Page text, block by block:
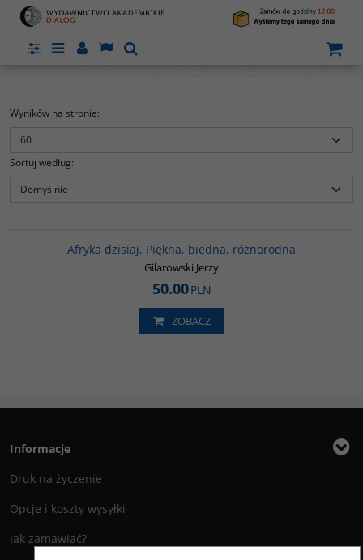
PanelMenuPanelLangSzukaj
Wyników na stronie:
Sortuj według:
Afryka dzisiaj. Piękna, biedna, różnorodna
Gilarowski Jerzy
50.00PLN
ZOBACZ
Informacje
Druk na życzenie
Opcje i koszty wysyłki
Jak zamawiać?